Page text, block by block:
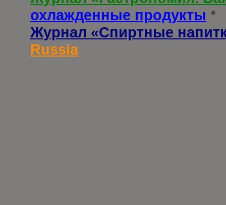
охлажденные продукты *
Журнал «Спиртные
Russia